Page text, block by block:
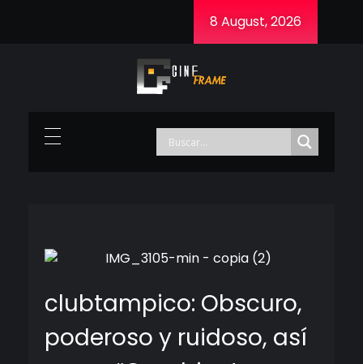
8 August, 2026
clubtampico: Obscuro,
poderoso y ruidoso, así